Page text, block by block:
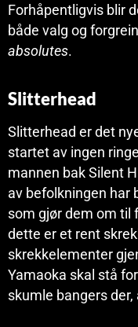
Forhåpentligvis blir
både valg og
absolutes.
Slitterhead
Slitterhead er det
startet av ingen
mannen bak Silent
av befolkningen har
som gjør dem om til
dette er et rent
skrekkelementer
Yamaoka skal stå
skumle bangers der,